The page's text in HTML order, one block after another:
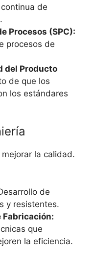
de
Procesos (SPC):
procesos de
del Producto
de que los
los estándares
la calidad.
de
y resistentes.
Fabricación:
que
la eficiencia.